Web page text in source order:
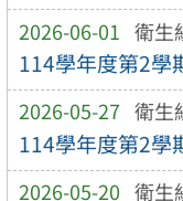
2026-06-01 衛生
114學年度第2學
2026-05-27 衛生
114學年度第2學
2026-05-20 衛生